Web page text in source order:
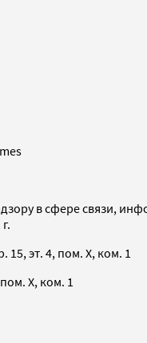
в сфере связи,
15, эт. 4, пом. X, ком. 1
X, ком. 1